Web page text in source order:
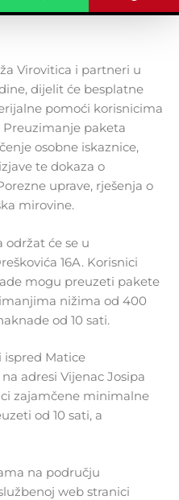
Virovitica i partneri u
dijelit će besplatne
pomoći korisnicima
Preuzimanje paketa
osobne iskaznice,
te dokaza o
uprave, rješenja o
mirovine.
će se u
16A. Korisnici
mogu preuzeti pakete
nižima od 400
od 10 sati.
ispred Matice
adresi Vijenac Josipa
zajamčene minimalne
od 10 sati, a
na području
web stranici